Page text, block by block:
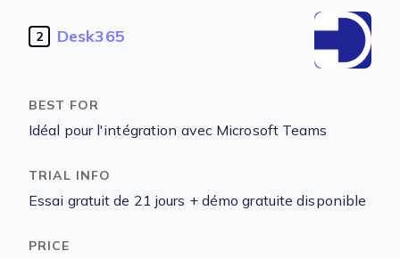
2 Desk365
Idéal pour l'intégration avec Microsoft Teams
Essai gratuit de 21 jours + démo gratuite disponible